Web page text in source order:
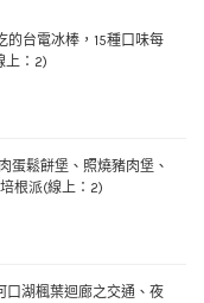
的台電冰棒，15種口味每
上：2)
蛋鬆餅堡、照燒豬肉堡、
根派(線上：2)
口湖楓葉迴廊之交通、夜